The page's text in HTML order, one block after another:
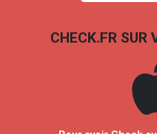
CHECK.FR SUR